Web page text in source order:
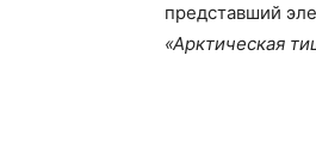
представший
«Арктическая